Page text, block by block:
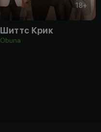
18+
Шиттс Крик
Obuna